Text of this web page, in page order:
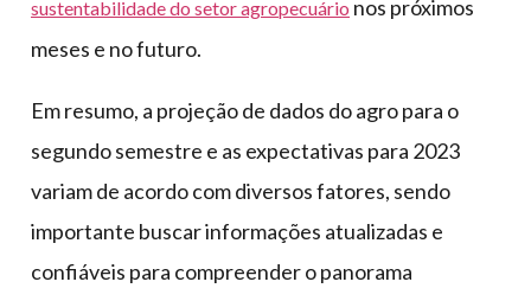
sustentabilidade do setor agropecuário nos próximos
meses e no futuro.
Em resumo, a projeção de dados do agro para o
segundo semestre e as expectativas para 2023
variam de acordo com diversos fatores, sendo
importante buscar informações atualizadas e
confiáveis para compreender o panorama